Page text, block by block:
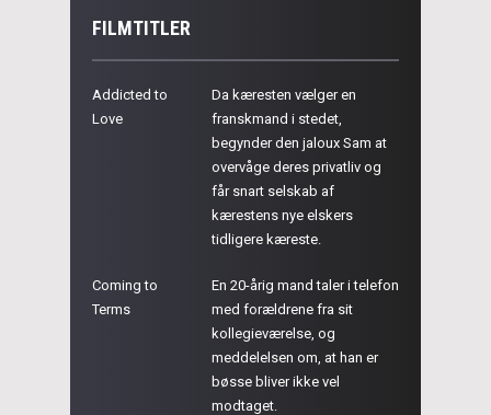
FILMTITLER
Addicted to
Love
Da kæresten vælger en
franskmand i stedet,
begynder den jaloux Sam at
overvåge deres privatliv og
får snart selskab af
kærestens nye elskers
tidligere kæreste.
Coming to
Terms
En 20-årig mand taler i telefon
med forældrene fra sit
kollegieværelse, og
meddelelsen om, at han er
bøsse bliver ikke vel
modtaget.